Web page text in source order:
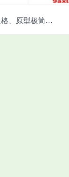
面向、阴影、次人格、原型极简对照